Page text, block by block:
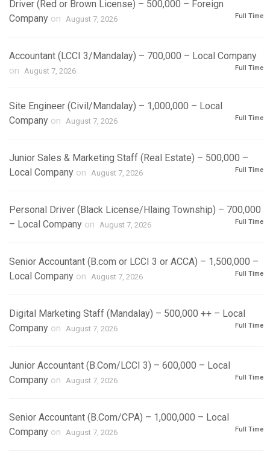
Driver (Red or Brown License) – 500,000 – Foreign
Company on August 7, 2026 Full Time
Accountant (LCCI 3/Mandalay) – 700,000 – Local Company
on August 7, 2026 Full Time
Site Engineer (Civil/Mandalay) – 1,000,000 – Local
Company on August 7, 2026 Full Time
Junior Sales & Marketing Staff (Real Estate) – 500,000 –
Local Company on August 7, 2026 Full Time
Personal Driver (Black License/Hlaing Township) – 700,000
– Local Company on August 7, 2026 Full Time
Senior Accountant (B.com or LCCI 3 or ACCA) – 1,500,000 –
Local Company on August 7, 2026 Full Time
Digital Marketing Staff (Mandalay) – 500,000 ++ – Local
Company on August 7, 2026 Full Time
Junior Accountant (B.Com/LCCI 3) – 600,000 – Local
Company on August 7, 2026 Full Time
Senior Accountant (B.Com/CPA) – 1,000,000 – Local
Company on August 7, 2026 Full Time